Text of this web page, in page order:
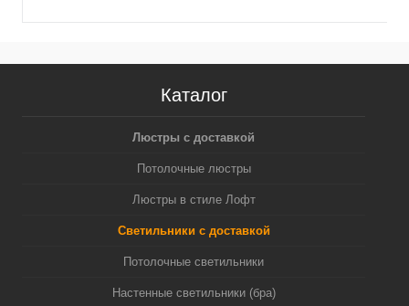
Каталог
Люстры с доставкой
Потолочные люстры
Люстры в стиле Лофт
Светильники с доставкой
Потолочные светильники
Настенные светильники (бра)